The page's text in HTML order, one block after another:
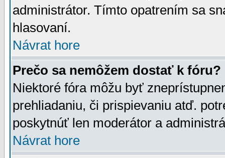
administrátor. Tímto opatrením sa
hlasovaní.
Návrat hore
Prečo sa nemôžem dostať k fóru?
Niektoré fóra môžu byť
prehliadaniu, či prispievaniu atď.
poskytnúť len moderátor a
Návrat hore